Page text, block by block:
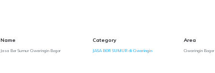
Name
Jasa Bor Sumur Ciwaringin Bogor
Category
JASA BOR SUMUR di Ciwaringin
Area
Ciwaringin Bogor